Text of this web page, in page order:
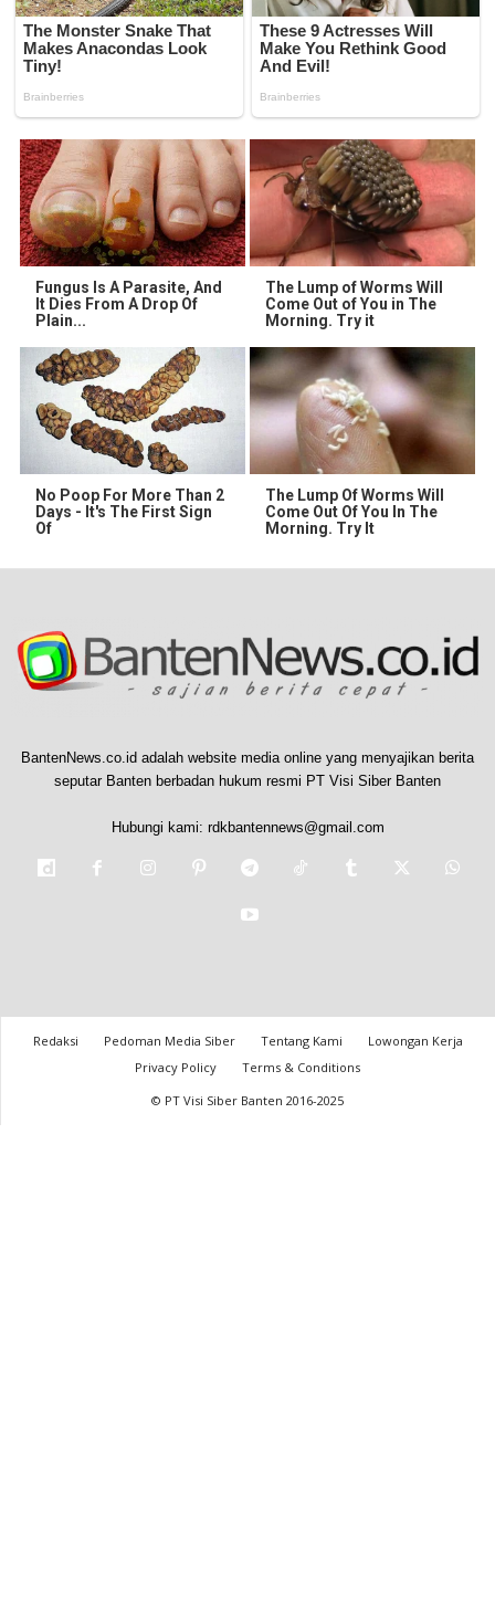
Fungus Is A Parasite, And
It Dies From A Drop Of
Plain...
The Lump of Worms Will
Come Out of You in The
Morning. Try it
No Poop For More Than 2
Days - It's The First Sign
Of
The Lump Of Worms Will
Come Out Of You In The
Morning. Try It
BantenNews.co.id adalah website media online yang menyajikan berita
seputar Banten berbadan hukum resmi PT Visi Siber Banten
Hubungi kami: rdkbantennews@gmail.com
Redaksi Pedoman Media Siber Tentang Kami
Lowongan Kerja
Privacy Policy
Terms & Conditions
© PT Visi Siber Banten 2016-2025